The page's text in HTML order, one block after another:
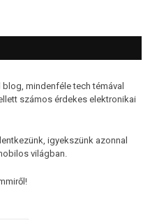
mindenféle tech témával
számos érdekes elektronikai
igyekszünk azonnal
világban.